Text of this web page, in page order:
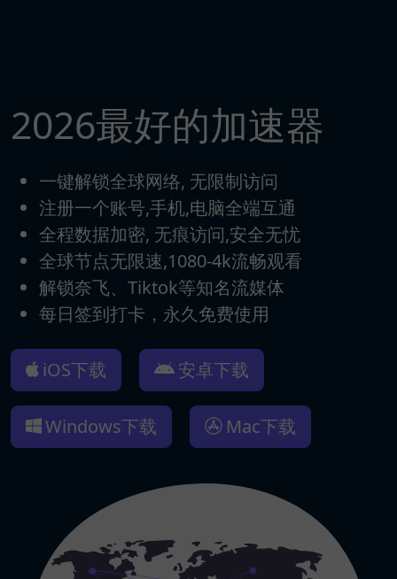
2026最好的加速器
一键解锁全球网络, 无限制访问
注册一个账号,手机,电脑全端互通
全程数据加密, 无痕访问,安全无忧
全球节点无限速,1080-4k流畅观看
解锁奈飞、Tiktok等知名流媒体
每日签到打卡，永久免费使用
iOS下载 安卓下载
Windows下载 Mac下载